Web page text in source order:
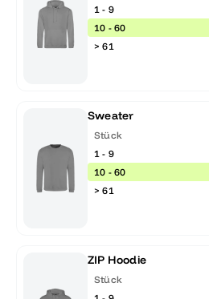
1 - 9
10 - 60
> 61
Sweater
Stück
1 - 9
10 - 60
> 61
ZIP Hoodie
Stück